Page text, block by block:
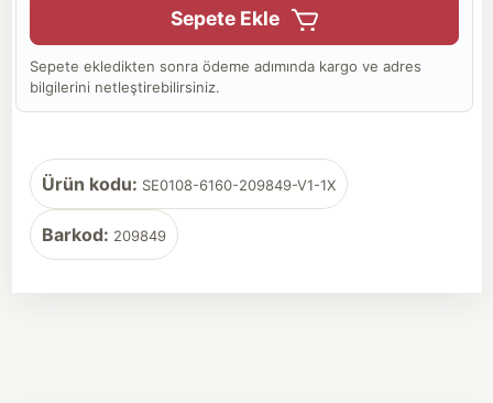
Sepete Ekle
Sepete ekledikten sonra ödeme adımında kargo ve adres
bilgilerini netleştirebilirsiniz.
Ürün kodu: SE0108-6160-209849-V1-1X
Barkod: 209849